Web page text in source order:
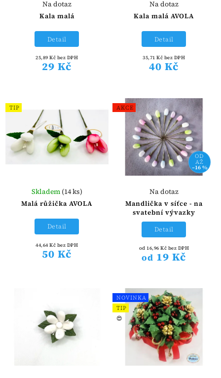
Kala malá
Na dotaz
25,89 Kč bez DPH
29 Kč
Detail
Kala malá AVOLA
Na dotaz
35,71 Kč bez DPH
40 Kč
Detail
TIP
Malá růžička AVOLA
Skladem (14 ks)
44,64 Kč bez DPH
50 Kč
Detail
AKCE
OD
AŽ
–16 %
Mandlička v síťce - na
svatební vývazky
Na dotaz
od 16,96 Kč bez DPH
od 19 Kč
Detail
NOVINKA
TIP
😍